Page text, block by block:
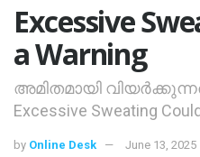
Excessive
a Warning
അമിതമായി
Excessive Sweating
by Online Desk June 13, 2025